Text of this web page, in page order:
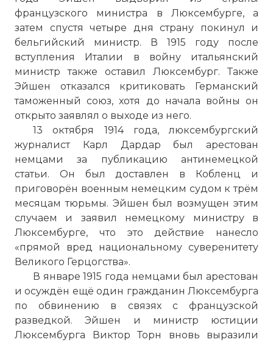
французского министра в Люксембурге, а
затем спустя четыре дня страну покинул и
бельгийский министр. В 1915 году после
вступления Италии в войну итальянский
министр также оставил Люксембург. Также
Эйшен отказался критиковать Германский
таможенный союз, хотя до начала войны он
открыто заявлял о выходе из него.
13 октября 1914 года, люксембургский
журналист Карл Дардар был арестован
немцами за публикацию антинемецкой
статьи. Он был доставлен в Кобленц и
приговорён военным немецким судом к трём
месяцам тюрьмы. Эйшен был возмущен этим
случаем и заявил немецкому министру в
Люксембурге, что это действие нанесло
«прямой вред национальному суверенитету
Великого Герцогства».
В январе 1915 года немцами был арестован
и осуждён ещё один гражданин Люксембурга
по обвинению в связях с французской
разведкой. Эйшен и министр юстиции
Люксембурга Виктор Торн вновь выразили